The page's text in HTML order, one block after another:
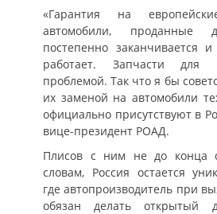
«Гарантия на
автомобили, проданные
постепенно заканчивается
работает. Запчасти для
проблемой. Так что я бы
их заменой на автомобили
официально присутствуют в
вице-президент РОАД.
Плисов с ним не до конца
словам, Россия остается
где автопроизводитель при
обязан делать открытый